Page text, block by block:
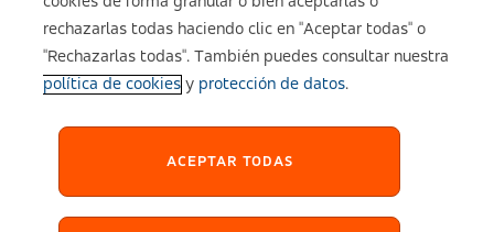
Política de cookies
Configuración de cookies
Política de Privacidad
Accesibilidad
rechazarlas todas haciendo clic en "Aceptar todas" o
"Rechazarlas todas". También puedes consultar nuestra
política de cookiesy protección de datos.
ACEPTAR TODAS